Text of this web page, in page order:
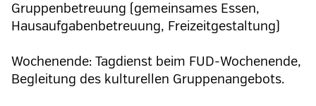
Gruppenbetreuung (gemeinsames Essen,
Hausaufgabenbetreuung, Freizeitgestaltung)
Wochenende: Tagdienst beim FUD-Wochenende,
Begleitung des kulturellen Gruppenangebots.